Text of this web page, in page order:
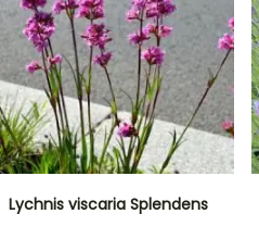
Lychnis viscaria Splendens